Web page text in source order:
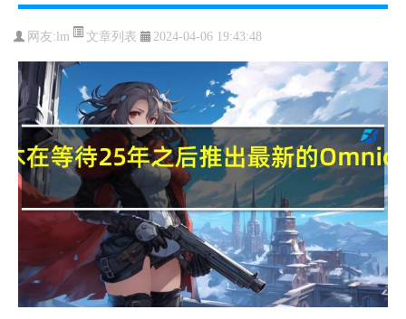
网友: lm 文章列表 2024-04-06 19:43:48